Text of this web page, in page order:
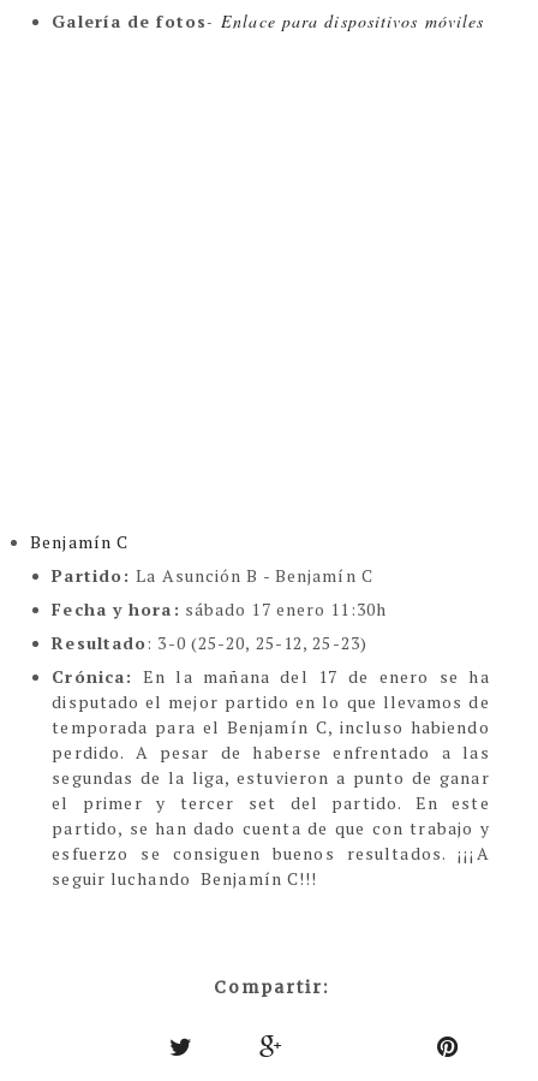
Galería de fotos-Enlace para dispositivos móviles
Benjamín C
Partido:La Asunción B - Benjamín C
Fecha y hora: sábado 17 enero 11:30h
Resultado: 3-0 (25-20, 25-12, 25-23)
Crónica: En la mañana del 17 de enero se ha
disputado el mejor partido en lo que llevamos de
temporada para el Benjamín C, incluso habiendo
perdido. A pesar de haberse enfrentado a las
segundas de la liga, estuvieron a punto de ganar
el primer y tercer set del partido. En este
partido, se han dado cuenta de que con trabajo y
esfuerzo se consiguen buenos resultados. ¡¡¡A
seguir luchando Benjamín C!!!
Compartir: